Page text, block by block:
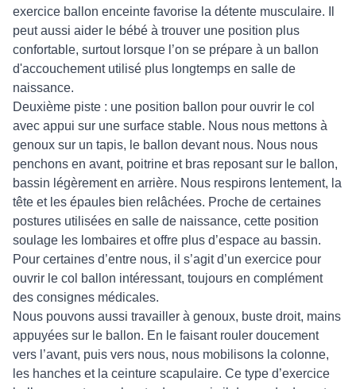
exercice ballon enceinte favorise la détente musculaire. Il
peut aussi aider le bébé à trouver une position plus
confortable, surtout lorsque l’on se prépare à un ballon
d'accouchement utilisé plus longtemps en salle de
naissance.
Deuxième piste : une position ballon pour ouvrir le col
avec appui sur une surface stable. Nous nous mettons à
genoux sur un tapis, le ballon devant nous. Nous nous
penchons en avant, poitrine et bras reposant sur le ballon,
bassin légèrement en arrière. Nous respirons lentement, la
tête et les épaules bien relâchées. Proche de certaines
postures utilisées en salle de naissance, cette position
soulage les lombaires et offre plus d’espace au bassin.
Pour certaines d’entre nous, il s’agit d’un exercice pour
ouvrir le col ballon intéressant, toujours en complément
des consignes médicales.
Nous pouvons aussi travailler à genoux, buste droit, mains
appuyées sur le ballon. En le faisant rouler doucement
vers l’avant, puis vers nous, nous mobilisons la colonne,
les hanches et la ceinture scapulaire. Ce type d’exercice